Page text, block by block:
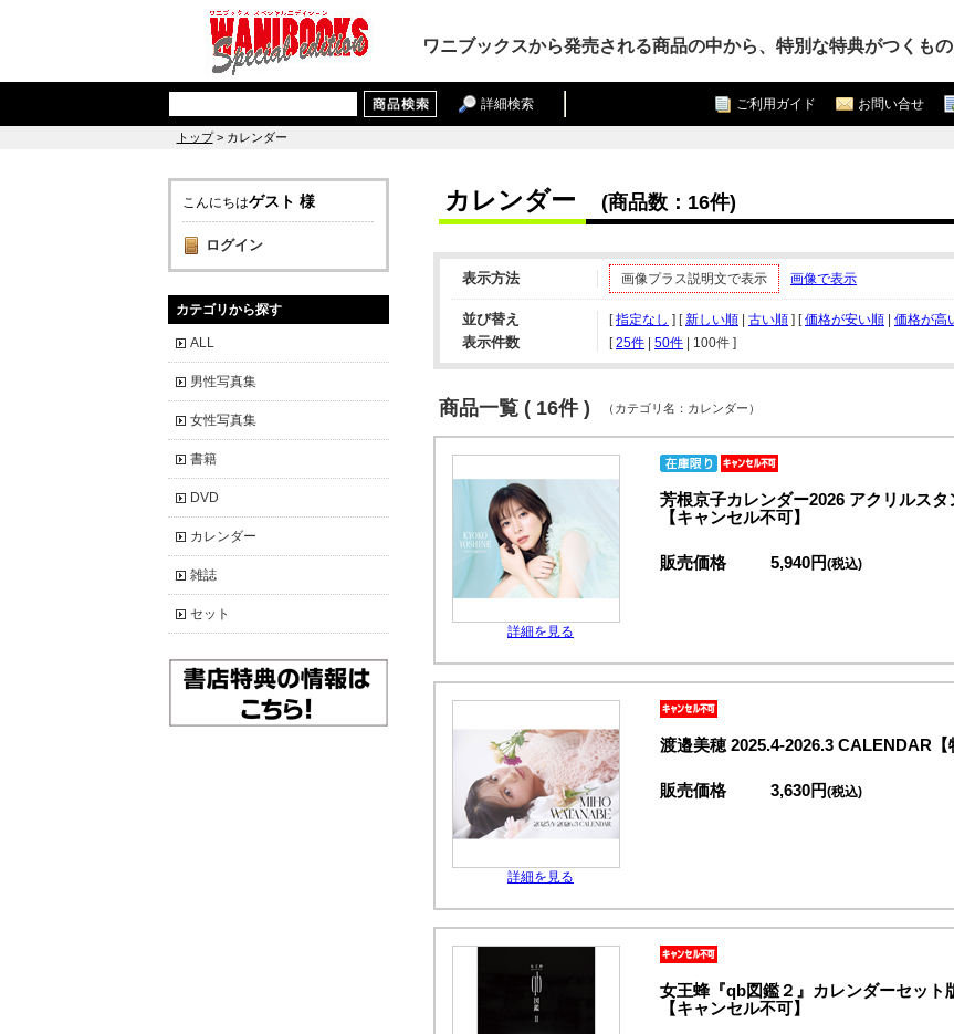
ワニブックスから発売される商品の中から、特別な特典がつくも
詳細検索 お問い合せ
ご利用ガイド
トップ> カレンダー
こんにちはゲスト 様
ログイン
カテゴリから探す
ALL
男性写真集
女性写真集
書籍
DVD
カレンダー
雑誌
セット
カレンダー (商品数：16件)
表示方法 画像プラス説明文で表示 画像で表示
並び替え [指定なし ] [新しい順 古い順 ] [価格が安い順 価格が高
表示件数 [ 25件 50件 100件 ]
商品一覧 ( 16件 ) （カテゴリ名：カレンダー）
詳細を見る
芳根京子カレンダー2026 アクリルス
【キャンセル不可】
販売価格 5,940円(税込)
詳細を見る
渡邉美穂 2025.4-2026.3 CALENDAR
販売価格 3,630円(税込)
女王蜂『qb図鑑２』カレンダーセット
【キャンセル不可】